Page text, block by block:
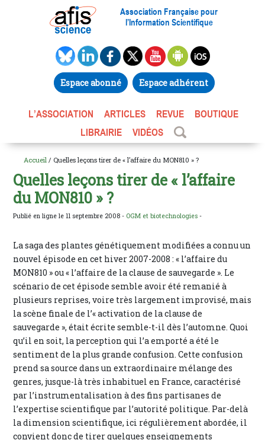
Association Française pour
l’Information Scientifique
Espace abonné Espace adhérent
L’ASSOCIATION ARTICLES REVUE
BOUTIQUE
LIBRAIRIE
VIDÉOS
Accueil / Quelles leçons tirer de « l’affaire du MON810 » ?
Quelles leçons tirer de « l’affaire
du MON810 » ?
Publié en ligne le 11 septembre 2008 - OGM et biotechnologies -
La saga des plantes génétiquement modifiées a connu un
nouvel épisode en cet hiver 2007-2008 : « l’affaire du
MON810 » ou « l’affaire de la clause de sauvegarde ». Le
scénario de cet épisode semble avoir été remanié à
plusieurs reprises, voire très largement improvisé, mais
la scène finale de l’« activation de la clause de
sauvegarde », était écrite semble-t-il dès l’automne. Quoi
qu’il en soit, la perception qui l’a emporté a été le
sentiment de la plus grande confusion. Cette confusion
prend sa source dans un extraordinaire mélange des
genres, jusque-là très inhabituel en France, caractérisé
par l’instrumentalisation à des fins partisanes de
l’expertise scientifique par l’autorité politique. Par-delà
la dimension scientifique, ici régulièrement abordée, il
convient donc de tirer quelques enseignements